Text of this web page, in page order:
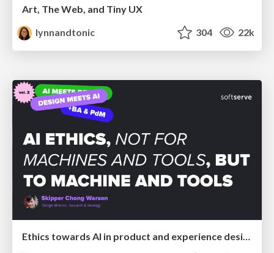
Art, The Web, and Tiny UX
lynnandtonic
304 22k
Ethics towards AI in product and experience design